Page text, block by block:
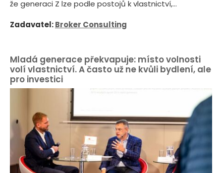
že generaci Z lze podle postojů k vlastnictví,...
Zadavatel:Broker Consulting
Mladá generace překvapuje: místo volnosti
volí vlastnictví. A často už ne kvůli bydlení, ale
pro investici